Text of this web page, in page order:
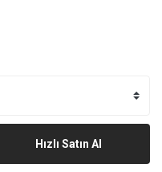
Hızlı Satın Al